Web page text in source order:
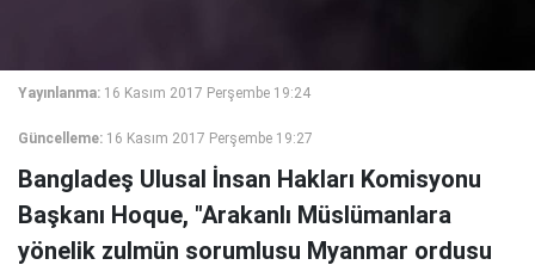
Yayınlanma: 16 Kasım 2017 Perşembe 19:24
Güncelleme: 16 Kasım 2017 Perşembe 19:27
Bangladeş Ulusal İnsan Hakları Komisyonu
Başkanı Hoque, "Arakanlı Müslümanlara
yönelik zulmün sorumlusu Myanmar ordusu